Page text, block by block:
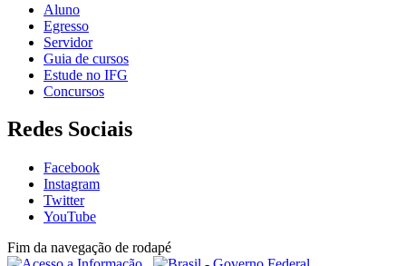
Aluno
Egresso
Servidor
Guia de cursos
Estude no IFG
Concursos
Redes Sociais
Facebook
Instagram
Twitter
YouTube
Fim da navegação de rodapé